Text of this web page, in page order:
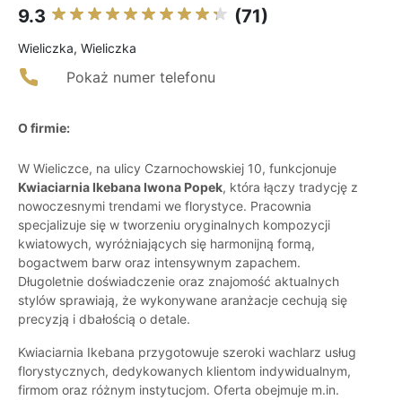
9.3 (71)
Wieliczka, Wieliczka
Pokaż numer telefonu
O firmie:
W Wieliczce, na ulicy Czarnochowskiej 10, funkcjonuje
Kwiaciarnia Ikebana Iwona Popek, która łączy tradycję z
nowoczesnymi trendami we florystyce. Pracownia
specjalizuje się w tworzeniu oryginalnych kompozycji
kwiatowych, wyróżniających się harmonijną formą,
bogactwem barw oraz intensywnym zapachem.
Długoletnie doświadczenie oraz znajomość aktualnych
stylów sprawiają, że wykonywane aranżacje cechują się
precyzją i dbałością o detale.
Kwiaciarnia Ikebana przygotowuje szeroki wachlarz usług
florystycznych, dedykowanych klientom indywidualnym,
firmom oraz różnym instytucjom. Oferta obejmuje m.in.